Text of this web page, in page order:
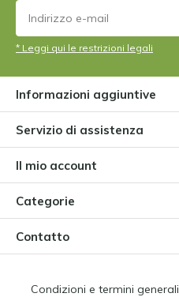
* Leggi qui le restrizioni legali
Informazioni aggiuntive
Servizio di assistenza
Il mio account
Categorie
Contatto
Condizioni e termini generali